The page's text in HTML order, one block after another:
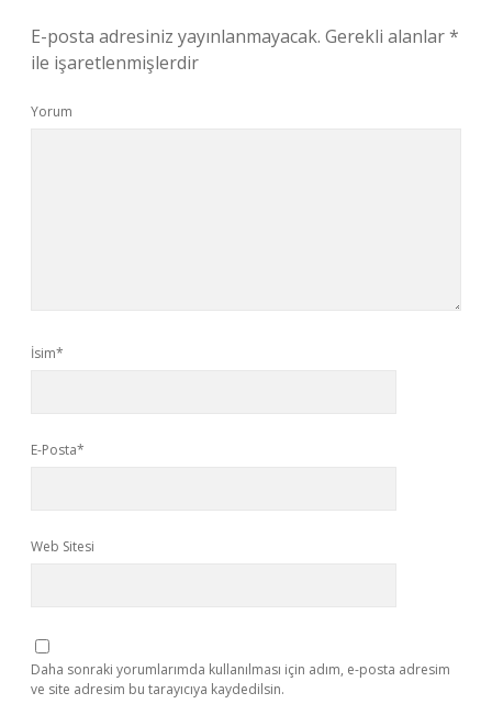
E-posta adresiniz yayınlanmayacak. Gerekli alanlar*
ile işaretlenmişlerdir
Yorum
İsim*
E-Posta*
Web Sitesi
Daha sonraki yorumlarımda kullanılması için adım, e-posta adresim
ve site adresim bu tarayıcıya kaydedilsin.